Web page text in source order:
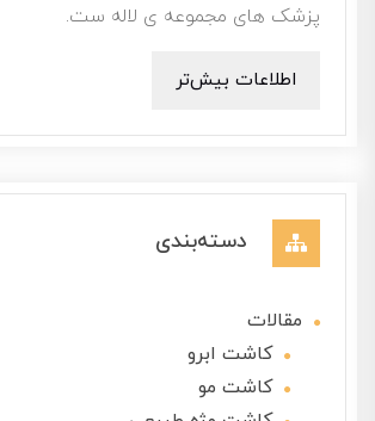
پزشک های مجموعه ی لاله ست.
اطلاعات بیش‌تر
دسته‌بندی
مقالات
کاشت ابرو
کاشت مو